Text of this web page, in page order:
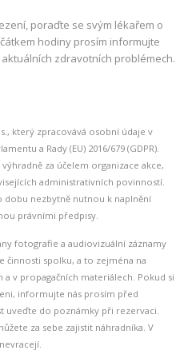
poraďte se svým lékařem o
hodiny prosím informujte
zdravotních problémech.
který zpracovává osobní údaje v
a Rady (EU) 2016/679 (GDPR).
za účelem organizace akce,
administrativních povinností.
dobu nezbytně nutnou k naplnění
právními předpisy.
fotografie a audiovizuální záznamy
činnosti spolku, a to zejména na
v propagačních materiálech. Pokud si
informujte nás prosím před
uveďte do poznámky při rezervaci.
za sebe zajistit náhradníka. V